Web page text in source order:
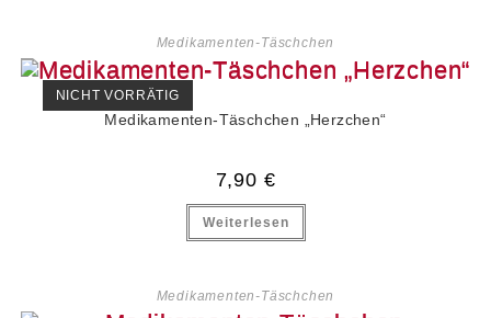
Medikamenten-Täschchen
NICHT VORRÄTIG
Medikamenten-Täschchen „Herzchen“
7,90 €
Weiterlesen
Medikamenten-Täschchen